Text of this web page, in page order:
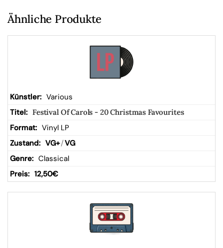
W
kor
b
Ähnliche Produkte
Various
Festival Of Carols - 20 Christmas Favourites
Vinyl LP
VG+/VG
Classical
12,50€